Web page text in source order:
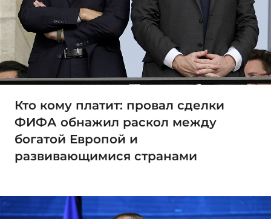
Кто кому платит: провал сделки
ФИФА обнажил раскол между
богатой Европой и
развивающимися странами